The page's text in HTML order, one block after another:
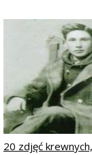
20 zdjęć